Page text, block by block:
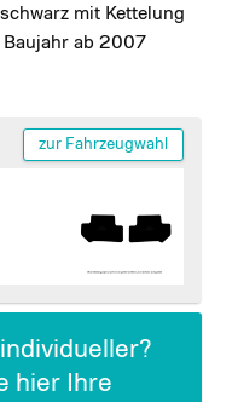
mit Kettelung
Baujahr ab 2007
zur Fahrzeugwahl
hier Ihre